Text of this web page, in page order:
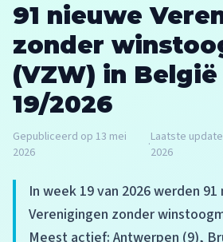
91 nieuwe
zonder
(VZW) in
19/2026
Gepubliceerd op 13 mei
2026
·Laatste
2026
In week 19 van 2026 werden 91
Verenigingen zonder
Meest actief: Antwerpen (9),